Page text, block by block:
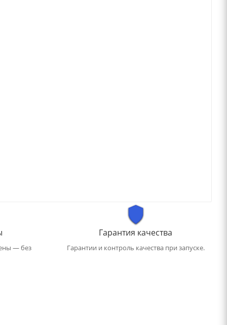
— без
Гарантия качества
Гарантии и контроль качества при запуске.